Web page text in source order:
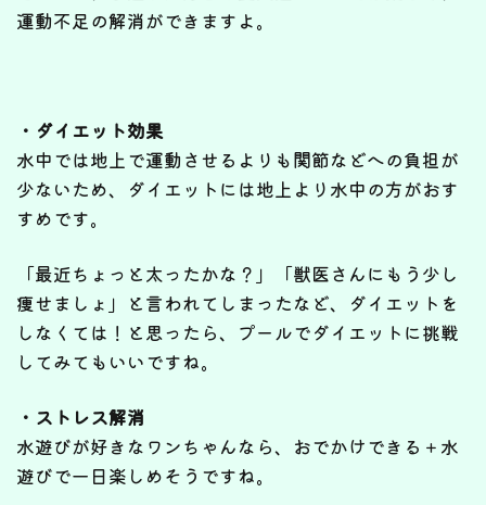
運動不足の解消ができますよ。
・ダイエット効果
水中では地上で運動させるよりも関節などへの負担が
少ないため、ダイエットには地上より水中の方がおす
すめです。
「最近ちょっと太ったかな？」「獣医さんにもう少し
痩せましょ」と言われてしまったなど、ダイエットを
しなくては！と思ったら、プールでダイエットに挑戦
してみてもいいですね。
・ストレス解消
水遊びが好きなワンちゃんなら、おでかけできる＋水
遊びで一日楽しめそうですね。